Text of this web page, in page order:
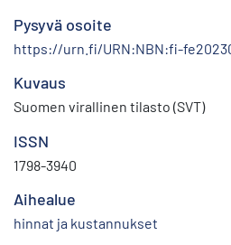
Pysyvä osoite
https://urn.fi/URN:NBN:fi-
Kuvaus
Suomen virallinen tilasto (SVT)
ISSN
1798-3940
Aihealue
hinnat ja kustannukset